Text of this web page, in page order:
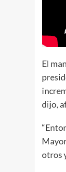
El
dijo,
otros